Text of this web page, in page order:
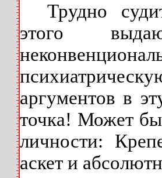
Трудно
этого
аргументов в
точка! Может
личности:
аскет и